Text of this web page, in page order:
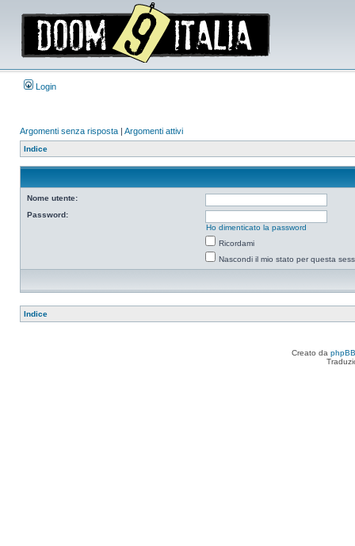
Login
Argomenti senza risposta | Argomenti attivi
Indice
Nome utente:
Password:
Ho dimenticato la password
Ricordami
Nascondi il mio stato per questa
Indice
Creato da phpBB